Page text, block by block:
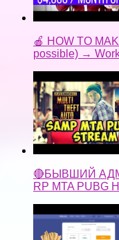
🍎 HOW TO
possible) →
🔴БЫВШИЙ
RP MTA PUBG